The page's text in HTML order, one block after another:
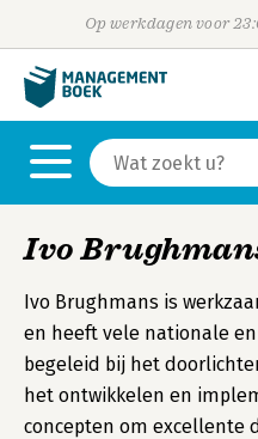
Op werkdagen voor
Ivo
Ivo Brughmans is
en heeft vele nationale
begeleid bij het
het ontwikkelen en
concepten om excellente